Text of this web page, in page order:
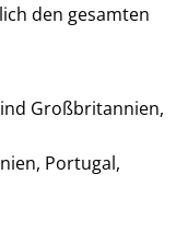
den gesamten
Großbritannien,
Portugal,